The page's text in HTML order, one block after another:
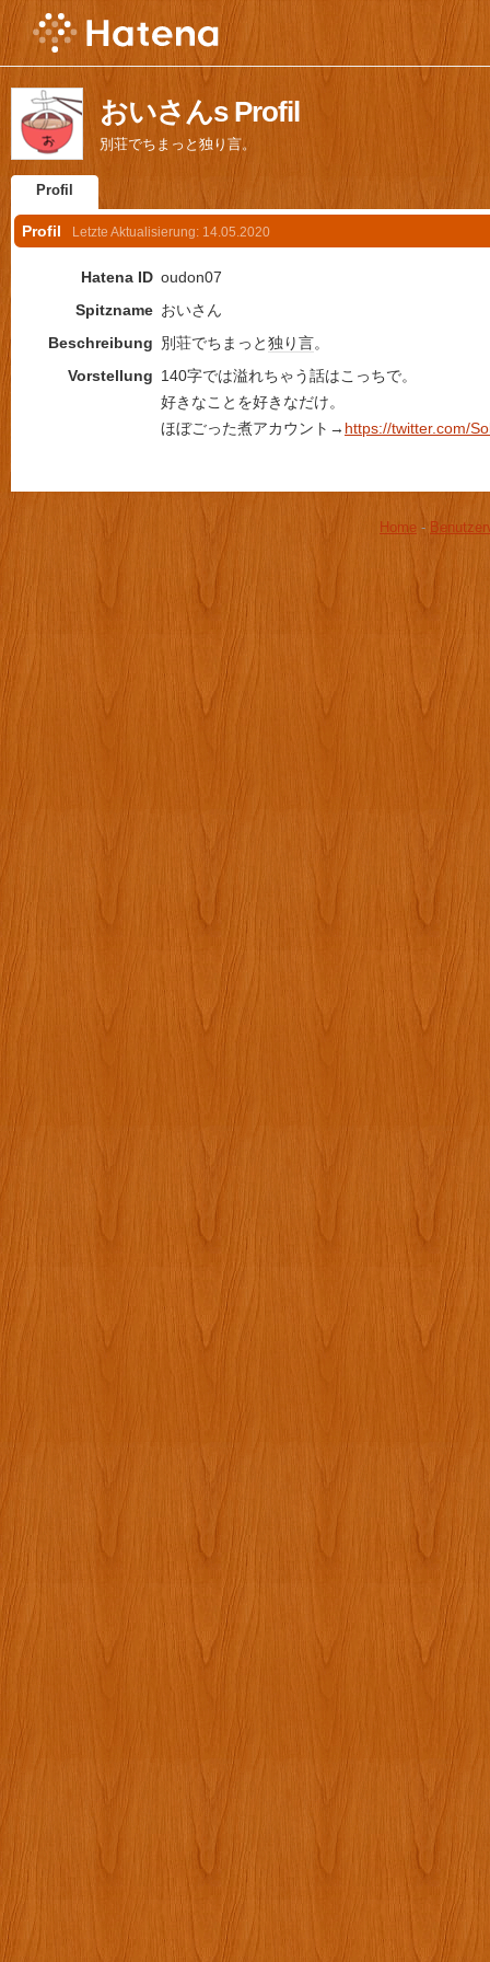
おいさんs Profil
別荘でちまっと独り言。
Profil
Profil Letzte Aktualisierung: 14.05.2020
Hatena ID oudon07
Spitzname おいさん
Beschreibung 別荘でちまっと独り言。
Vorstellung 140字では溢れちゃう話はこっちで。
好きなことを好きなだけ。
ほぼごった煮アカウント→ https://twitter.com/
Home -